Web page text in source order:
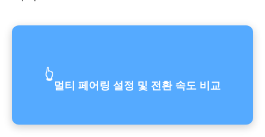
👆
멀티 페어링 설정 및 전환 속도 비교